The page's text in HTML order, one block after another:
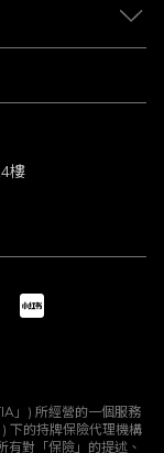
樓
」) 所經營的一個服務
下的持牌保險代理機構
有對「保險」的提述、